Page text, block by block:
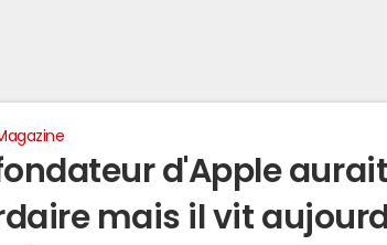
d'Apple
mais il vit